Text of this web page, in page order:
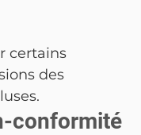
certains
des
conformité